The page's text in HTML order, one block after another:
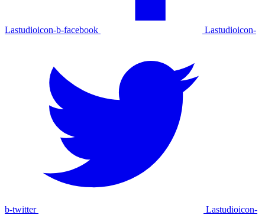
Lastudioicon-b-facebook Lastudioicon-
b-twitter Lastudioicon-